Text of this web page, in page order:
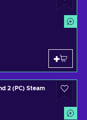
2 (PC) Steam